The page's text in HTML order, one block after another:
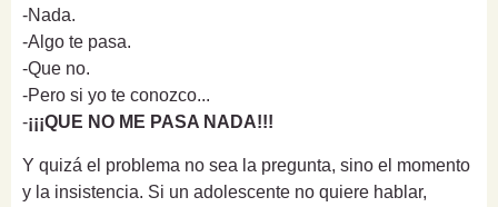
-Nada.
-Algo te pasa.
-Que no.
-Pero si yo te conozco...
-¡¡¡QUE NO ME PASA NADA!!!
Y quizá el problema no sea la pregunta, sino el momento
y la insistencia. Si un adolescente no quiere hablar,